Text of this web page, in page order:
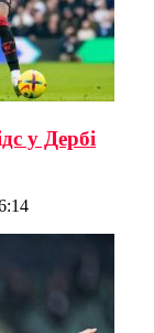
у Дербі